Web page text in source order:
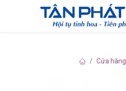
Cửa hàng